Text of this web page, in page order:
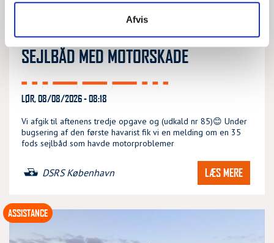
Afvis
SEJLBÅD MED MOTORSKADE
LØR, 08/08/2026 - 08:18
Vi afgik til aftenens tredje opgave og (udkald nr 85)😊 Under
bugsering af den første havarist fik vi en melding om en 35
fods sejlbåd som havde motorproblemer
DSRS København LÆS MERE
ASSISTANCE